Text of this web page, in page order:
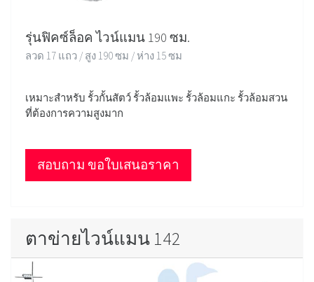
รุ่นฟิคซ์ล็อค ไวน์แมน 190 ซม.
ลวด 17 แถว / สูง 190 ซม / ห่าง 15 ซม
เหมาะสำหรับ รั้วกั้นสัตว์ รั้วล้อมแพะ รั้วล้อมแกะ รั้วล้อมสวน
ที่ต้องการความสูงมาก
สอบถาม ขอใบเสนอราคา
ตาข่ายไวน์แมน 142